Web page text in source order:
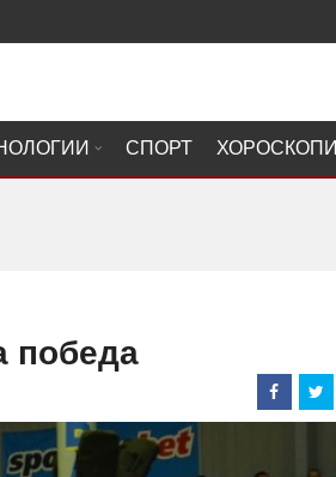
СПОРТ ХОРОСКОПИ
победа